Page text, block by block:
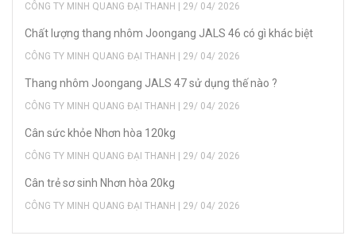
CÔNG TY MINH QUANG ĐẠI THANH | 29/ 04/ 2026
Chất lượng thang nhôm Joongang JALS 46 có gì khác biệt
CÔNG TY MINH QUANG ĐẠI THANH | 29/ 04/ 2026
Thang nhôm Joongang JALS 47 sử dụng thế nào ?
CÔNG TY MINH QUANG ĐẠI THANH | 29/ 04/ 2026
Cân sức khỏe Nhơn hòa 120kg
CÔNG TY MINH QUANG ĐẠI THANH | 29/ 04/ 2026
Cân trẻ sơ sinh Nhơn hòa 20kg
CÔNG TY MINH QUANG ĐẠI THANH | 29/ 04/ 2026